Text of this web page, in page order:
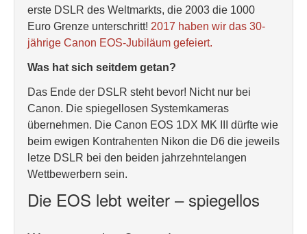
erste DSLR des Weltmarkts, die 2003 die 1000
Euro Grenze unterschritt! 2017 haben wir das 30-
jährige Canon EOS-Jubiläum gefeiert.
Was hat sich seitdem getan?
Das Ende der DSLR steht bevor! Nicht nur bei
Canon. Die spiegellosen Systemkameras
übernehmen. Die Canon EOS 1DX MK III dürfte wie
beim ewigen Kontrahenten Nikon die D6 die jeweils
letze DSLR bei den beiden jahrzehntelangen
Wettbewerbern sein.
Die EOS lebt weiter – spiegellos